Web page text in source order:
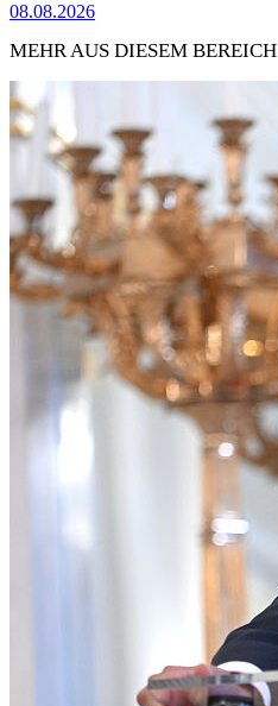
08.08.2026
MEHR AUS DIESEM BEREICH